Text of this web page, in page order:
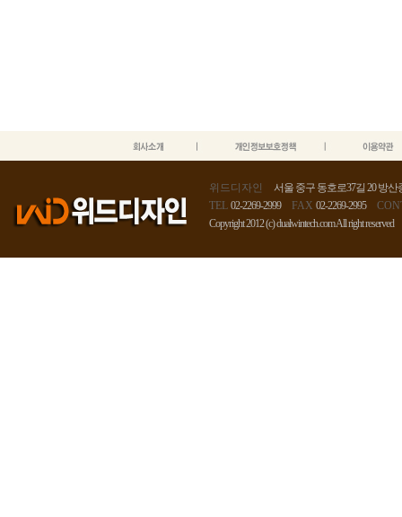
위드디자인
서울 중구 동호로37길 20 방산
TEL 02-2269-2999 FAX 02-2269-2995
Copyright 2012 (c) dualwintech.com All right reserved